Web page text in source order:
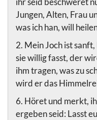
Jungen, Alten, Frau
was ich han, will
2. Mein Joch ist
sie willig fasst, der
ihm tragen, was zu
wird er das
6. Höret und merkt,
ergeben seid: Lasst